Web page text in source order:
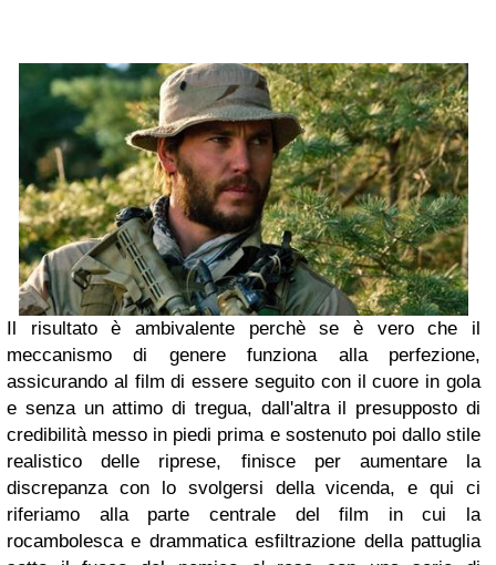
Il risultato è ambivalente perchè se è vero che il
meccanismo di genere funziona alla perfezione,
assicurando al film di essere seguito con il cuore in gola
e senza un attimo di tregua, dall'altra il presupposto di
credibilità messo in piedi prima e sostenuto poi dallo stile
realistico delle riprese, finisce per aumentare la
discrepanza con lo svolgersi della vicenda, e qui ci
riferiamo alla parte centrale del film in cui la
rocambolesca e drammatica esfiltrazione della pattuglia